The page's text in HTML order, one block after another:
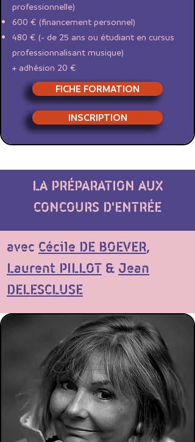
professionnelle)
600 € (financement personnel)
480 € (- de 25 ans ou étudiant en cursus
professionnalisant musique)
+ adhésion 20 €
FICHE FORMATION
INSCRIPTION
LA PRÉPARATION AUX
CONCOURS D'ENTRÉE
​avec Cécile DE BOEVER,
Laurent PILLOT & Jean
DELESCLUSE